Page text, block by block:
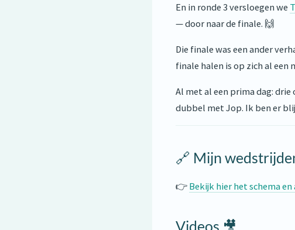
En in ronde 3 versloegen we
— door naar de finale. 🙌
Die finale was een ander
finale halen is op zich al
Al met al een prima dag:
dubbel met Jop. Ik ben er
🔗 Mijn
👉 Bekijk hier het schema
Videos 🎥